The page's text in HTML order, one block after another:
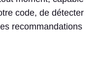
code, de détecter
recommandations